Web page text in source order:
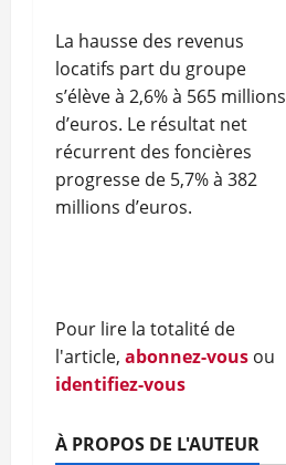
La hausse des revenus
locatifs part du groupe
s’élève à 2,6% à 565 millions
d’euros. Le résultat net
récurrent des foncières
progresse de 5,7% à 382
millions d’euros.
Pour lire la totalité de
l'article, abonnez-vous ou
identifiez-vous
À PROPOS DE L'AUTEUR